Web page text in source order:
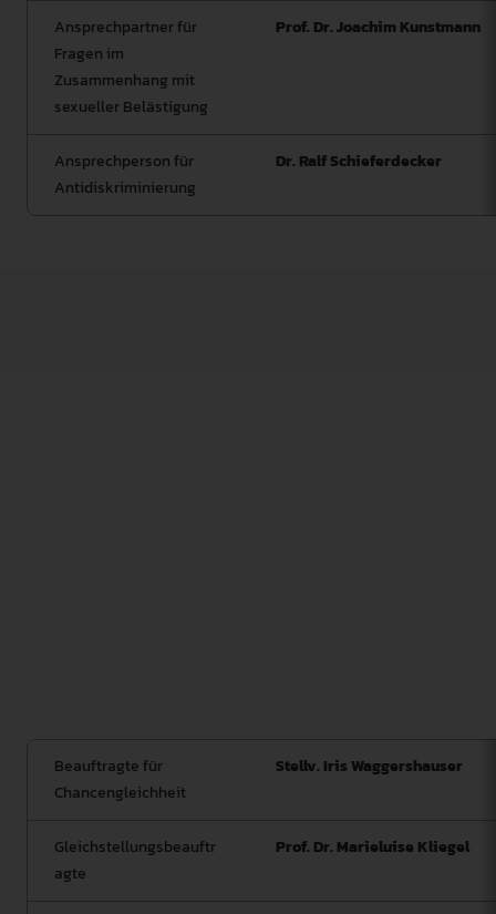
Ansprechpartner für
Fragen im
Zusammenhang mit
sexueller Belästigung
Prof. Dr. Joachim Kunstmann
Ansprechperson für
Antidiskriminierung
Dr. Ralf Schieferdecker
Beauftragte für
Chancengleichheit
Stellv. Iris Waggershauser
Gleichstellungsbeauftr
agte
Prof. Dr. Marieluise Kliegel